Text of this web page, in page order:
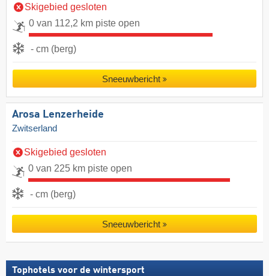
Skigebied gesloten
0 van 112,2 km piste open
- cm (berg)
Sneeuwbericht
Arosa Lenzerheide
Zwitserland
Skigebied gesloten
0 van 225 km piste open
- cm (berg)
Sneeuwbericht
Tophotels voor de wintersport